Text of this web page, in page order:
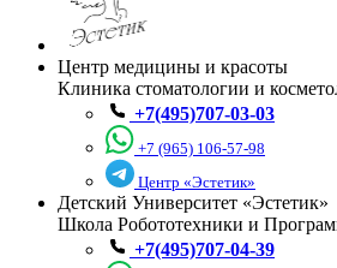
Центр медицины и красоты
Клиника стоматологии и
+7(495)707-03-03
+7 (965) 106-57-98
Центр «Эстетик»
Детский Университет «Эстетик»
Школа Робототехники и
+7(495)707-04-39